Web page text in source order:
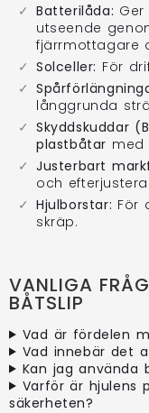
Batterilåda:
utseende
fjärrmottagare
Solceller: För
långgrunda
Skyddskuddar
plastbåtar med
Justerbart
och
Hjulborstar: För
skräp.
VANLIGA
BÅTSLIP
Vad är fördelen
Vad innebär det
Kan jag använda
Varför är hjulens
säkerheten?